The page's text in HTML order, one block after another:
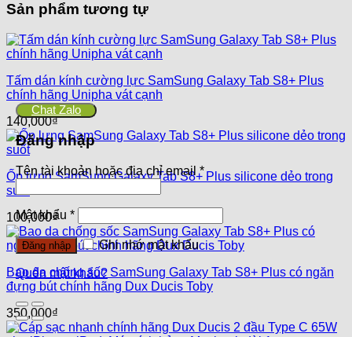
Sản phẩm tương tự
Tấm dán kính cường lực SamSung Galaxy Tab S8+ Plus
chính hãng Unipha vát cạnh
140,000₫
Ốp lưng SamSung Galaxy Tab S8+ Plus silicone dẻo trong
suốt
100,000₫
Bao da chống sốc SamSung Galaxy Tab S8+ Plus có ngăn
đựng bút chính hãng Dux Ducis Toby
350,000₫
Chat Zalo
Đăng nhập
Tên tài khoản hoặc địa chỉ email*
Mật khẩu *
Đăng nhập Ghi nhớ mật khẩu
Quên mật khẩu?